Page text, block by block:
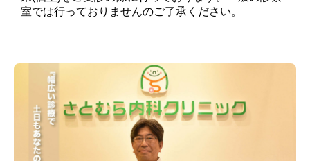
室では行っておりませんのご了承ください。